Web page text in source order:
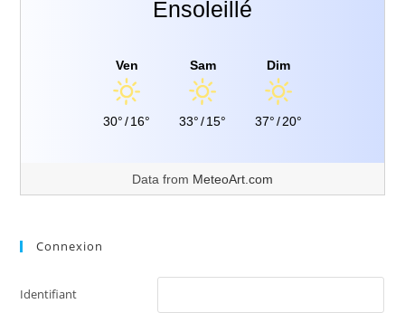
Ensoleillé
Ven
30°/16°
Sam
33°/15°
Dim
37°/20°
Data from MeteoArt.com
Connexion
Identifiant